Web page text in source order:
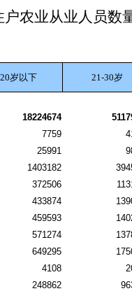
农业从业人员数
20岁以下 21-30岁
18224674
7759
25991
1403182
372506
433874
459593
571274
649295
4108
248862